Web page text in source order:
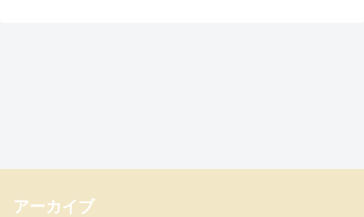
アーカイブ